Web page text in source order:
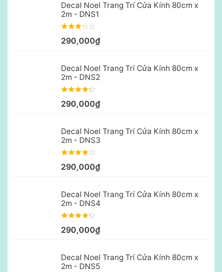
Decal Noel Trang Trí Cửa Kính 80cm x
2m - DNS1
290,000₫
Decal Noel Trang Trí Cửa Kính 80cm x
2m - DNS2
290,000₫
Decal Noel Trang Trí Cửa Kính 80cm x
2m - DNS3
290,000₫
Decal Noel Trang Trí Cửa Kính 80cm x
2m - DNS4
290,000₫
Decal Noel Trang Trí Cửa Kính 80cm x
2m - DNS5